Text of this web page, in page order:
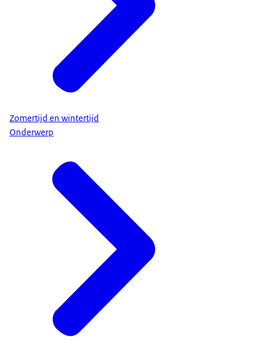
Zomertijd en wintertijd
Onderwerp